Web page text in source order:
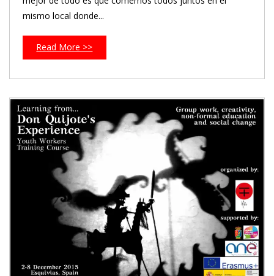
mismo local donde...
Read More >>